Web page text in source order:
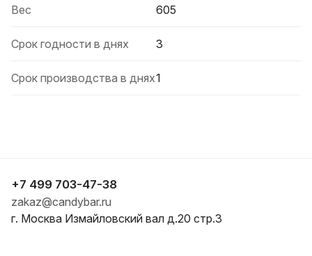
Вес 605
Срок годности в днях 3
Срок производства в днях1
+7 499 703-47-38
zakaz@candybar.ru
г. Москва Измайловский вал д.20 стр.3